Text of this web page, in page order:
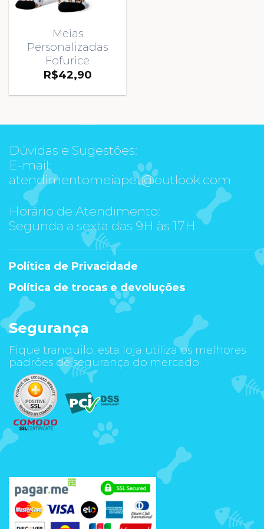
Meias
Personalizadas
Fofurice
R$42,90
Dúvidas e Sugestões:
E-mail:
atendimentomeiapet@outlook.com
Horário de Atendimento:
Segunda a sexta das 9H às 17H
Política de Privacidade
Política de trocas e devoluções
Segurança
Fique tranquilo, esta loja utiliza os melhores
padrões de segurança do mercado.